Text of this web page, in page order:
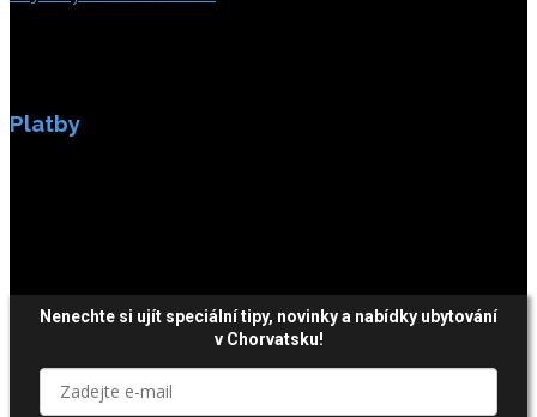
Platby
Nenechte si ujít speciální tipy, novinky a nabídky ubytování
v Chorvatsku!